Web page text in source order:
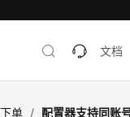
文档
单 / 配置器支持同账